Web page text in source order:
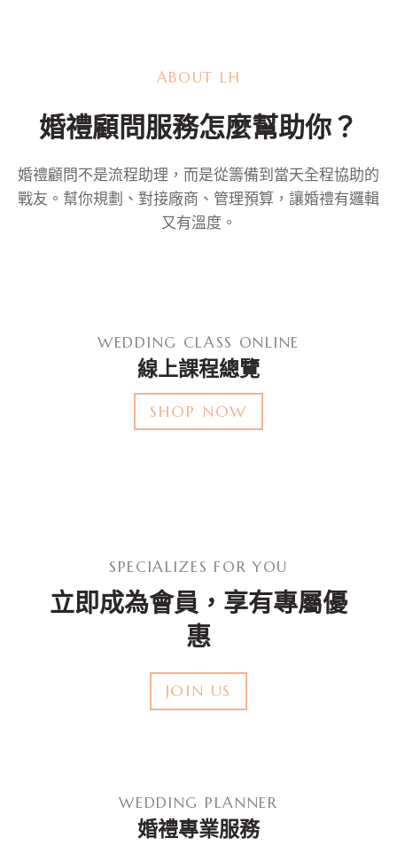
ABOUT LH
婚禮顧問服務怎麼幫助你？
婚禮顧問不是流程助理，而是從籌備到當天全程協助的
戰友。幫你規劃、對接廠商、管理預算，讓婚禮有邏輯
又有溫度。
WEDDING CLASS ONLINE
線上課程總覽
SHOP NOW
SPECIALIZES FOR YOU
立即成為會員，享有專屬優
惠
JOIN US
WEDDING PLANNER
婚禮專業服務